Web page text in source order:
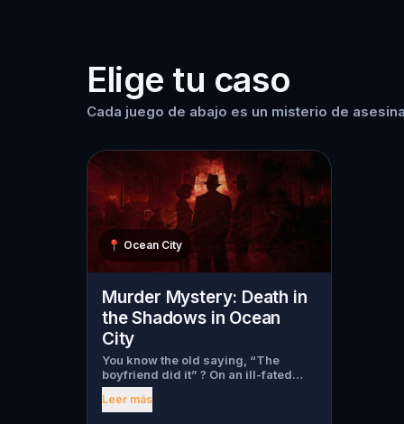
Elige tu caso
Cada juego de abajo es un misterio de
📍 Ocean City
Murder Mystery: Death in
the Shadows in Ocean
City
You know the old saying, “The
boyfriend did it” ? On an ill-fated
night, love goes terribly wrong for
Bella Wanderlust and Walter Bridges
Leer más